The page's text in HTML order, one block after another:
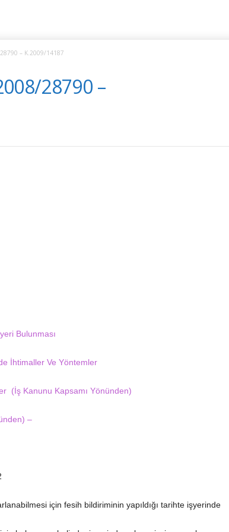
– K.2009/14187
28790 –
Bulunması
İhtimaller Ve Yöntemler
(İş Kanunu Kapsamı Yönünden)
–
için fesih bildiriminin yapıldığı tarihte işyerinde